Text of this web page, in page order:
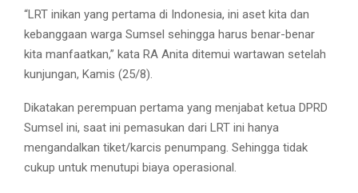
“LRT inikan yang pertama di Indonesia, ini aset kita dan
kebanggaan warga Sumsel sehingga harus benar-benar
kita manfaatkan,” kata RA Anita ditemui wartawan setelah
kunjungan, Kamis (25/8).
Dikatakan perempuan pertama yang menjabat ketua DPRD
Sumsel ini, saat ini pemasukan dari LRT ini hanya
mengandalkan tiket/karcis penumpang. Sehingga tidak
cukup untuk menutupi biaya operasional.